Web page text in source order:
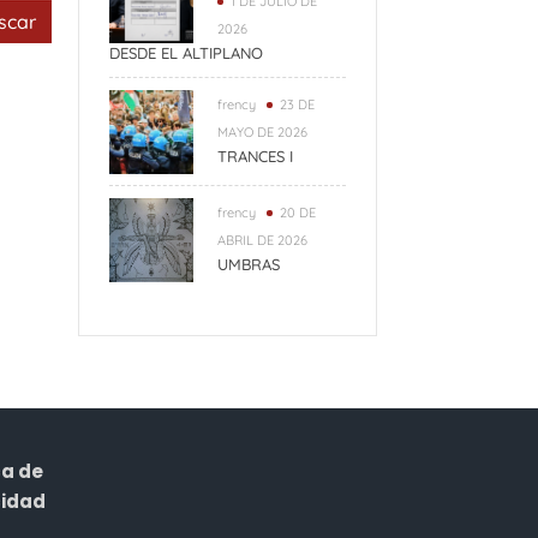
2026
DESDE EL ALTIPLANO
frency
23 DE
MAYO DE 2026
TRANCES I
frency
20 DE
ABRIL DE 2026
UMBRAS
de